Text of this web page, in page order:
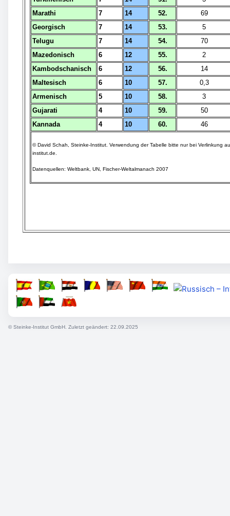
Marathi
7 14 52.
69
Georgisch
7 14 53.
5
Telugu
7 14 54.
70
Mazedonisch
6 12 55.
2
Kambodschanisch
6 12 56.
14
Maltesisch
6 10 57.
0,3
Armenisch
5 10 58.
3
Gujarati
4 10 59.
50
Kannada
4 10 60. 46
© David Schah, Steinke-Institut. Verwendung der Tabelle bitte nur bei Verlinkung
institut.de.
Datenquellen: Weltbank, UN, Fischer-Weltalmanach 2007
© Steinke-Institut GmbH. Zuletzt geändert: 22.09.2025